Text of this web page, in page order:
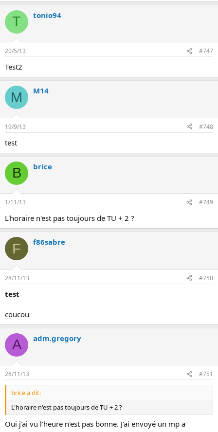
T tonio94
20/5/13 #747
Test2
M M14
19/9/13 #748
test
B brice
1/11/13 #749
L'horaire n'est pas toujours de TU + 2 ?
F f86sabre
28/11/13 #750
test
coucou
A adm.gregory
28/11/13 #751
brice a dit:
L'horaire n'est pas toujours de TU + 2 ?
Oui j'ai vu l'heure n'est pas bonne. J'ai envoyé un mp a